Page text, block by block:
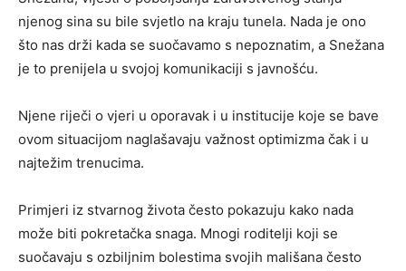
njenog sina su bile svjetlo na kraju tunela. Nada je ono
što nas drži kada se suočavamo s nepoznatim, a Snežana
je to prenijela u svojoj komunikaciji s javnošću.
Njene riječi o vjeri u oporavak i u institucije koje se bave
ovom situacijom naglašavaju važnost optimizma čak i u
najtežim trenucima.
Primjeri iz stvarnog života često pokazuju kako nada
može biti pokretačka snaga. Mnogi roditelji koji se
suočavaju s ozbiljnim bolestima svojih mališana često